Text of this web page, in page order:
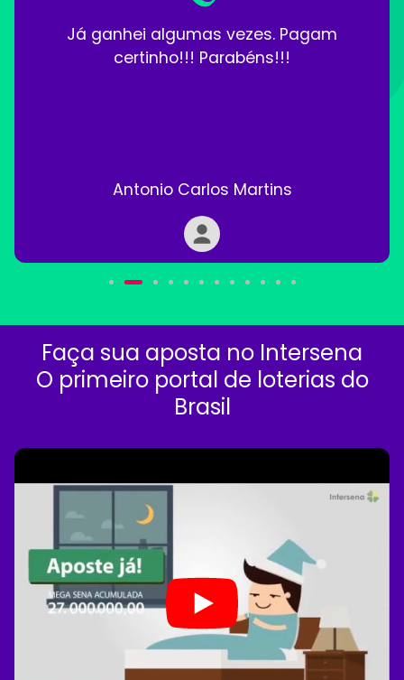
Já ganhei algumas vezes. Pagam
certinho!!! Parabéns!!!
Antonio Carlos Martins
Faça sua aposta no Intersena
O primeiro portal de loterias do
Brasil